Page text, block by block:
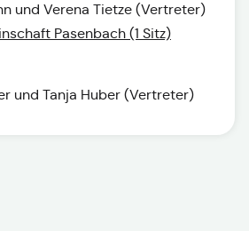
und Verena Tietze (Vertreter)
Pasenbach (1 Sitz)
und Tanja Huber (Vertreter)